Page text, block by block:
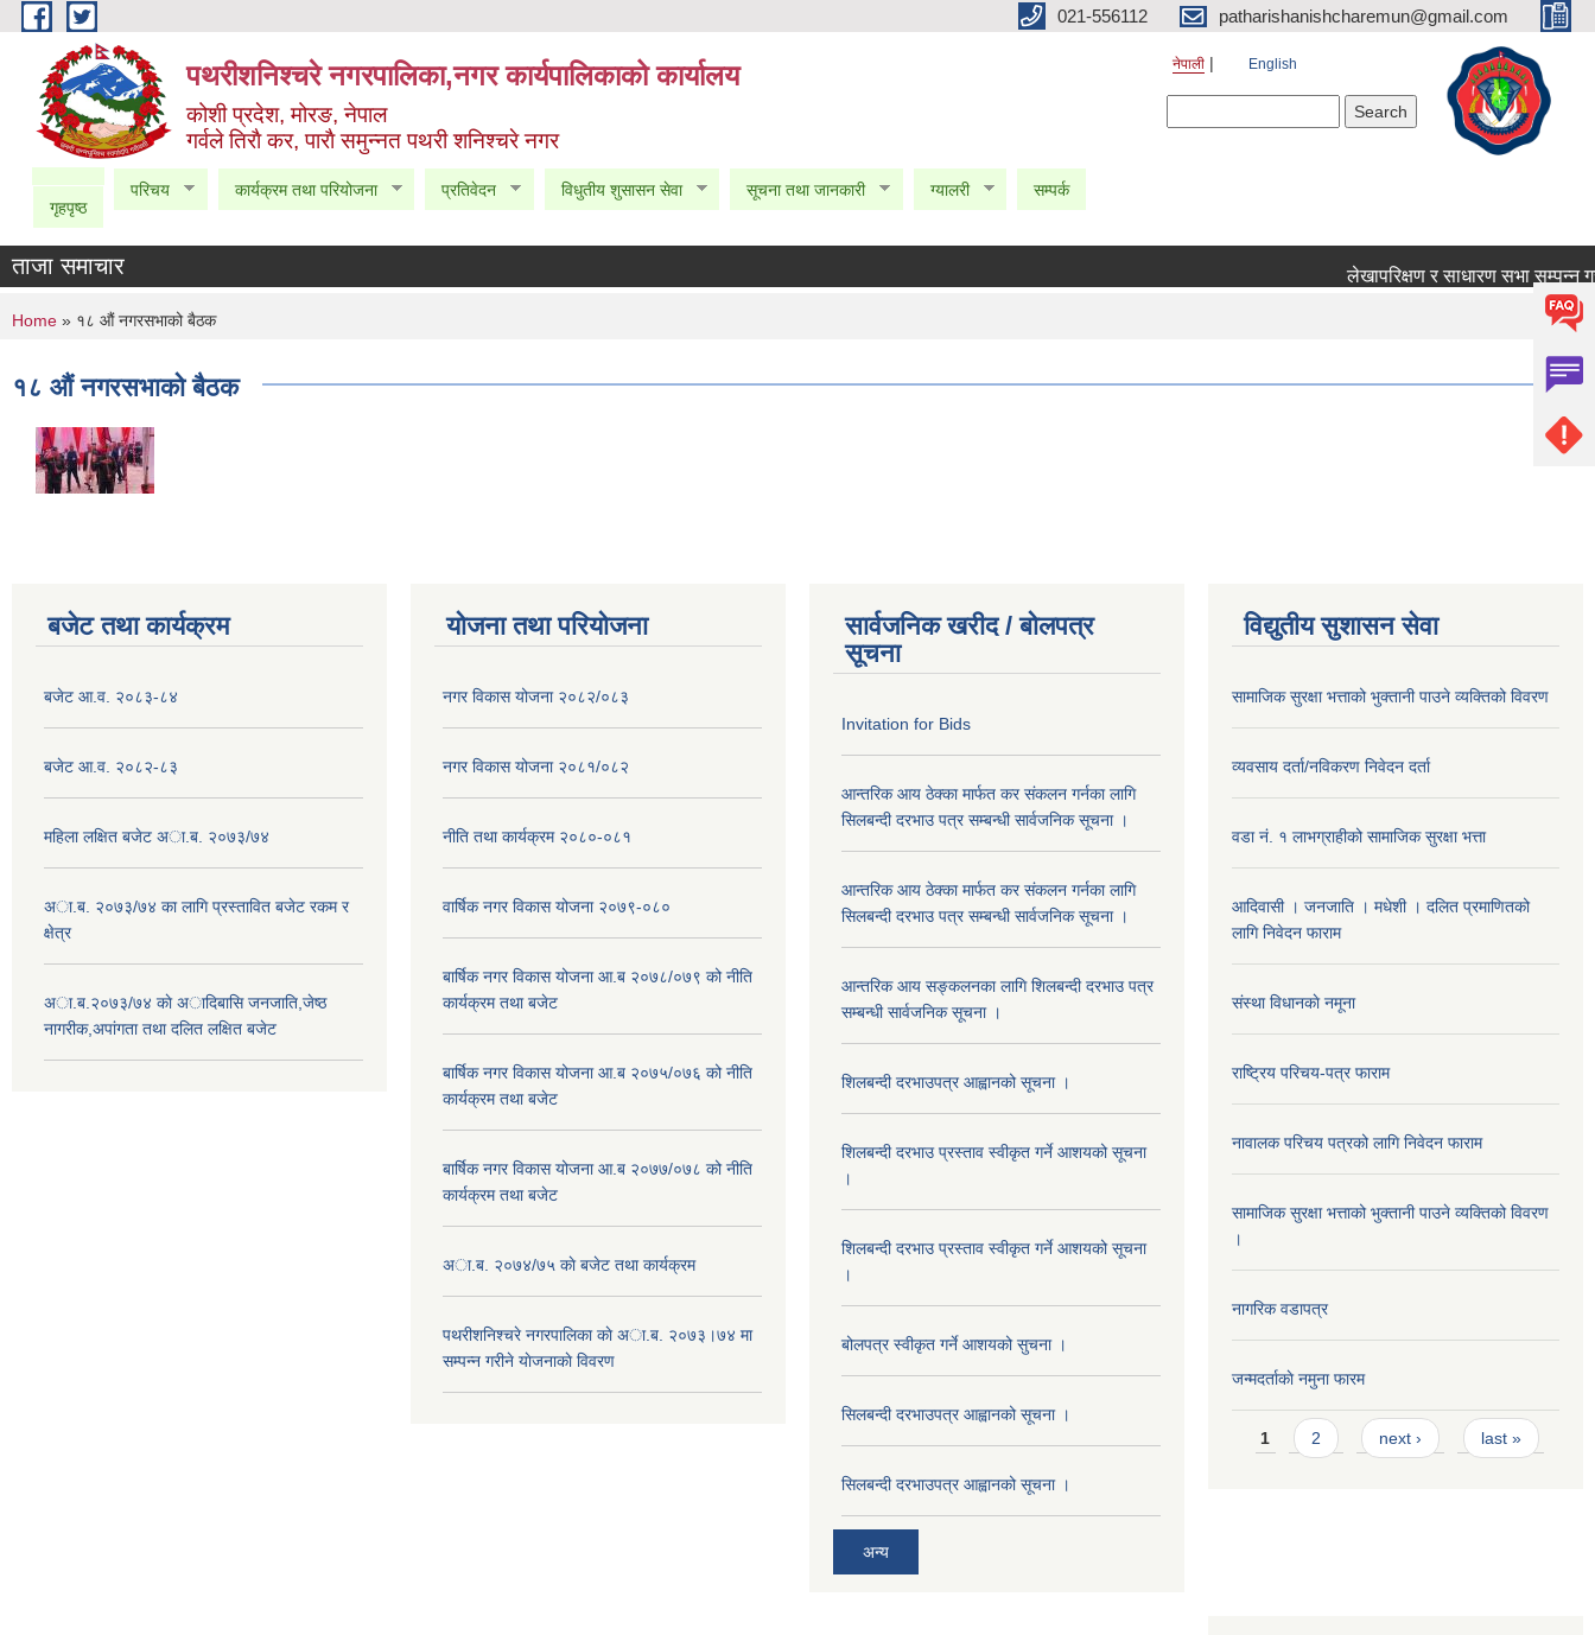
Skip to main content 021-556112 patharishanishcharemun@gmail.com
पथरीशनिश्चरे नगरपालिका,नगर कार्यपालिकाको कार्यालय
कोशी प्रदेश, मोरङ, नेपाल
गर्वले तिराै कर, पाराै समुन्नत पथरी शनिश्चरे नगर
नेपाली English
गृहपृष्ठ
परिचय कार्यक्रम तथा परियोजना प्रतिवेदन विधुतीय शुसासन सेवा सूचना तथा जानकारी ग्यालरी सम्पर्क
ताजा समाचार लेखापरिक्षण र साधारण सभा सम्पन्न गरी
You are here
Home » १८ औं नगरसभाको बैठक
१८ औं नगरसभाको बैठक
बजेट तथा कार्यक्रम
बजेट आ.व. २०८३-८४
बजेट आ.व. २०८२-८३
महिला लक्षित बजेट अा.ब. २०७३/७४
अा.ब. २०७३/७४ का लागि प्रस्तावित बजेट रकम र
क्षेत्र
अा.ब.२०७३/७४ काे अादिबासि जनजाति,जेष्ठ
नागरीक,अपांगता तथा दलित लक्षित बजेट
योजना तथा परियोजना
नगर विकास योजना २०८२/०८३
नगर विकास योजना २०८१/०८२
नीति तथा कार्यक्रम २०८०-०८१
वार्षिक नगर विकास योजना २०७९-०८०
बार्षिक नगर विकास योजना आ.ब २०७८/०७९ को नीति
कार्यक्रम तथा बजेट
बार्षिक नगर विकास योजना आ.ब २०७५/०७६ को नीति
कार्यक्रम तथा बजेट
बार्षिक नगर विकास योजना आ.ब २०७७/०७८ को नीति
कार्यक्रम तथा बजेट
अा.ब. २०७४/७५ काे बजेट तथा कार्यक्रम
पथरीशनिश्चरे नगरपालिका काे अा.ब. २०७३।७४ मा
सम्पन्न गरीने याेजनाकाे विवरण
सार्वजनिक खरीद / बोलपत्र
सूचना
Invitation for Bids
आन्तरिक आय ठेक्का मार्फत कर संकलन गर्नका लागि
सिलबन्दी दरभाउ पत्र सम्बन्धी सार्वजनिक सूचना ।
आन्तरिक आय ठेक्का मार्फत कर संकलन गर्नका लागि
सिलबन्दी दरभाउ पत्र सम्बन्धी सार्वजनिक सूचना ।
आन्तरिक आय सङ्कलनका लागि शिलबन्दी दरभाउ पत्र
सम्बन्धी सार्वजनिक सूचना ।
शिलबन्दी दरभाउपत्र आह्वानको सूचना ।
शिलबन्दी दरभाउ प्रस्ताव स्वीकृत गर्ने आशयको सूचना
।
शिलबन्दी दरभाउ प्रस्ताव स्वीकृत गर्ने आशयको सूचना
।
बोलपत्र स्वीकृत गर्ने आशयको सुचना ।
सिलबन्दी दरभाउपत्र आह्वानको सूचना ।
सिलबन्दी दरभाउपत्र आह्वानको सूचना ।
अन्य
विद्युतीय सुशासन सेवा
सामाजिक सुरक्षा भत्ताको भुक्तानी पाउने व्यक्तिको विवरण
व्यवसाय दर्ता/नविकरण निवेदन दर्ता
वडा नं. १ लाभग्राहीको सामाजिक सुरक्षा भत्ता
आदिवासी । जनजाति । मधेशी । दलित प्रमाणितको
लागि निवेदन फाराम
संस्था विधानकाे नमूना
राष्ट्रिय परिचय-पत्र फाराम
नावालक परिचय पत्रको लागि निवेदन फाराम
सामाजिक सुरक्षा भत्ताको भुक्तानी पाउने व्यक्तिको विवरण
।
नागरिक वडापत्र
जन्मदर्ताकाे नमुना फारम
Pages
1 2 next › last »